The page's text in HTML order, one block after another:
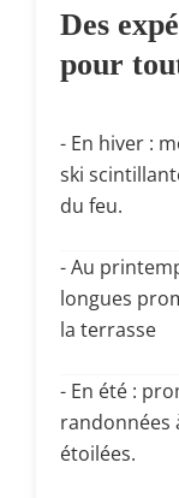
Des
pour
- En hiver :
ski
du feu.
- Au
longues
la terrasse
- En été :
randonnées
étoilées.